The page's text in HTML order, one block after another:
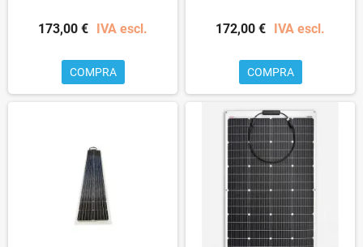
173,00 € IVA escl.
COMPRA
172,00 € IVA escl.
COMPRA